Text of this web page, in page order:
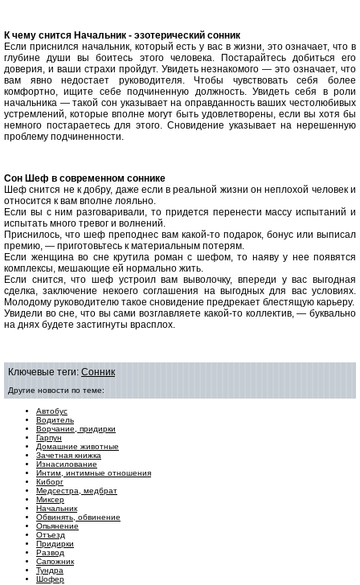
К чему снится Начальник - эзотерический сонник
Если приснился начальник, который есть у вас в жизни, это означает, что в
глубине души вы боитесь этого человека. Постарайтесь добиться его
доверия, и ваши страхи пройдут. Увидеть незнакомого — это означает, что
вам явно недостает руководителя. Чтобы чувствовать себя более
комфортно, ищите себе подчиненную должность. Увидеть себя в роли
начальника — такой сон указывает на оправданность ваших честолюбивых
устремлений, которые вполне могут быть удовлетворены, если вы хотя бы
немного постараетесь для этого. Сновидение указывает на нерешенную
проблему подчиненности.
Сон Шеф в современном соннике
Шеф снится не к добру, даже если в реальной жизни он неплохой человек и
относится к вам вполне лояльно.
Если вы с ним разговаривали, то придется перенести массу испытаний и
испытать много тревог и волнений.
Приснилось, что шеф преподнес вам какой-то подарок, бонус или выписал
премию, — приготовьтесь к материальным потерям.
Если женщина во сне крутила роман с шефом, то наяву у нее появятся
комплексы, мешающие ей нормально жить.
Если снится, что шеф устроил вам выволочку, впереди у вас выгодная
сделка, заключение некоего соглашения на выгодных для вас условиях.
Молодому руководителю такое сновидение предрекает блестящую карьеру.
Увидели во сне, что вы сами возглавляете какой-то коллектив, — буквально
на днях будете застигнуты врасплох.
Ключевые теги: Сонник
Другие новости по теме:
Автобус
Водитель
Ворчание, придирки
Гарпун
Домашние животные
Зачетная книжка
Изнасилование
Интим, интимные отношения
Киборг
Медсестра, медбрат
Миксер
Начальник
Обвинять, обвинение
Опьянение
Отъезд
Придирки
Развод
Сапожник
Тундра
Шофер